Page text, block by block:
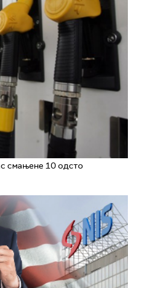
смањене 10 одсто